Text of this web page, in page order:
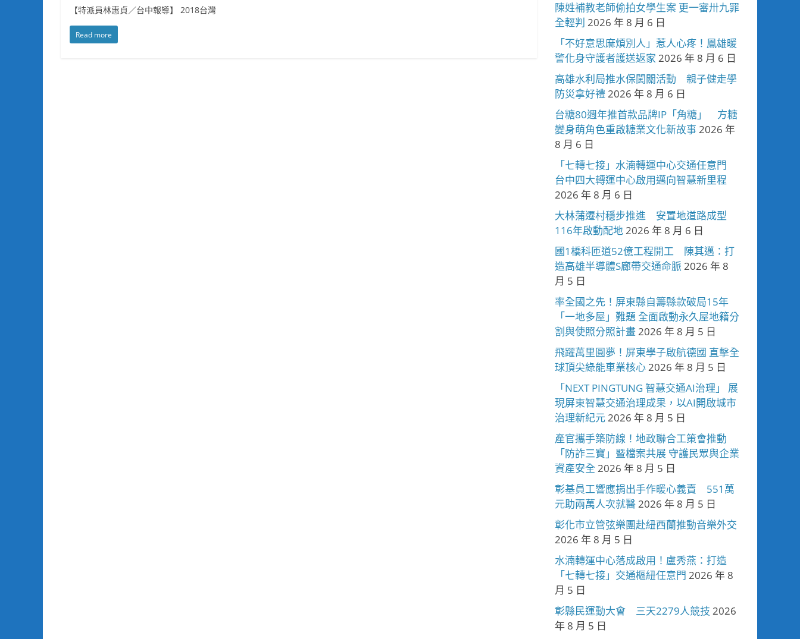
【特派員林惠貞／台中報導】 2018台灣
Read more
陳姓補教老師偷拍女學生案 更一審卅九罪
全輕判 2026 年 8 月 6 日
「不好意思麻煩別人」惹人心疼！鳳雄暖
警化身守護者護送返家 2026 年 8 月 6 日
高雄水利局推水保闖關活動 親子健走學
防災拿好禮2026 年 8 月 6 日
台糖80週年推首款品牌IP「角糖」 方糖
變身萌角色重啟糖業文化新故事2026 年
8 月 6 日
「七轉七接」水湳轉運中心交通任意門
台中四大轉運中心啟用邁向智慧新里程
2026 年 8 月 6 日
大林蒲遷村穩步推進 安置地道路成型
116年啟動配地2026 年 8 月 6 日
國1橋科匝道52億工程開工 陳其邁：打
造高雄半導體S廊帶交通命脈2026 年 8
月 5 日
率全國之先！屏東縣自籌縣款破局15年
「一地多屋」難題 全面啟動永久屋地籍分
割與使照分照計畫2026 年 8 月 5 日
飛躍萬里圓夢！屏東學子啟航德國 直擊全
球頂尖綠能車業核心2026 年 8 月 5 日
「NEXT PINGTUNG 智慧交通AI治理」 展
現屏東智慧交通治理成果，以AI開啟城市
治理新紀元2026 年 8 月 5 日
產官攜手築防線！地政聯合工策會推動
「防詐三寶」暨檔案共展 守護民眾與企業
資產安全 2026 年 8 月 5 日
彰基員工響應捐出手作暖心義賣 551萬
元助兩萬人次就醫2026 年 8 月 5 日
彰化市立管弦樂團赴紐西蘭推動音樂外交
2026 年 8 月 5 日
水湳轉運中心落成啟用！盧秀燕：打造
「七轉七接」交通樞紐任意門 2026 年 8
月 5 日
彰縣民運動大會 三天2279人競技 2026
年 8 月 5 日